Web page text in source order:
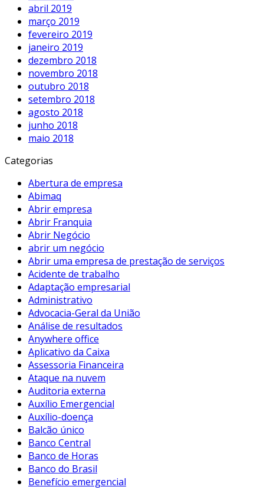
abril 2019
março 2019
fevereiro 2019
janeiro 2019
dezembro 2018
novembro 2018
outubro 2018
setembro 2018
agosto 2018
junho 2018
maio 2018
Categorias
Abertura de empresa
Abimaq
Abrir empresa
Abrir Franquia
Abrir Negócio
abrir um negócio
Abrir uma empresa de prestação de serviços
Acidente de trabalho
Adaptação empresarial
Administrativo
Advocacia-Geral da União
Análise de resultados
Anywhere office
Aplicativo da Caixa
Assessoria Financeira
Ataque na nuvem
Auditoria externa
Auxílio Emergencial
Auxílio-doença
Balcão único
Banco Central
Banco de Horas
Banco do Brasil
Benefício emergencial